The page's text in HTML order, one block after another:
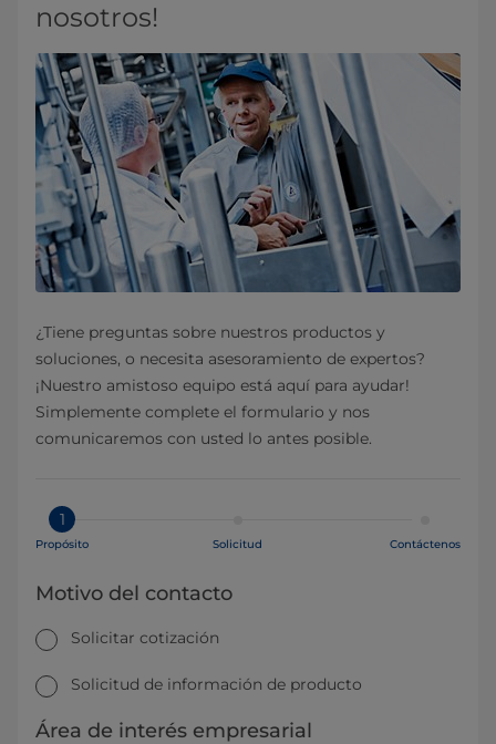
nosotros!
¿Tiene preguntas sobre nuestros productos y
soluciones, o necesita asesoramiento de expertos?
¡Nuestro amistoso equipo está aquí para ayudar!
Simplemente complete el formulario y nos
comunicaremos con usted lo antes posible.
1
Propósito Solicitud Contáctenos
Motivo del contacto
Solicitar cotización
Solicitud de información de producto
Área de interés empresarial